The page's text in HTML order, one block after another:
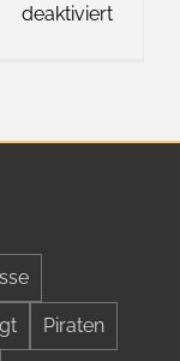
deaktiviertfür
Piraten